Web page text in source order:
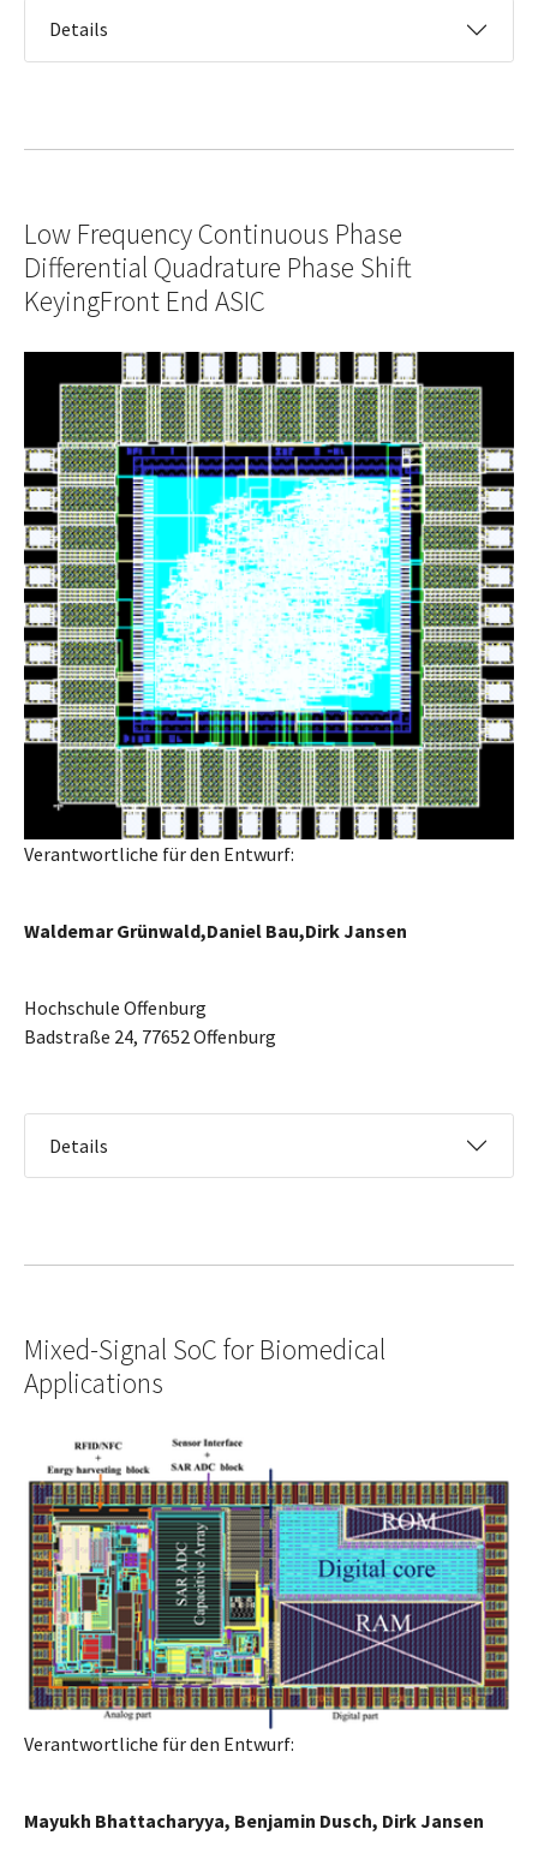
Details
Low Frequency Continuous Phase
Differential Quadrature Phase Shift
KeyingFront End ASIC
Verantwortliche für den Entwurf:
Waldemar Grünwald,Daniel Bau,Dirk Jansen
Hochschule Offenburg
Badstraße 24, 77652 Offenburg
Details
Mixed-Signal SoC for Biomedical
Applications
Verantwortliche für den Entwurf:
Mayukh Bhattacharyya, Benjamin Dusch, Dirk Jansen